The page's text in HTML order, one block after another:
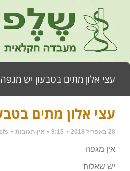
עצי אלון מתים בטבעון יש
דף הבית כללי » עצי אלון מתים
28 באפריל 2018 9:15 אין תגובות
אין מגפה
יש שאלות